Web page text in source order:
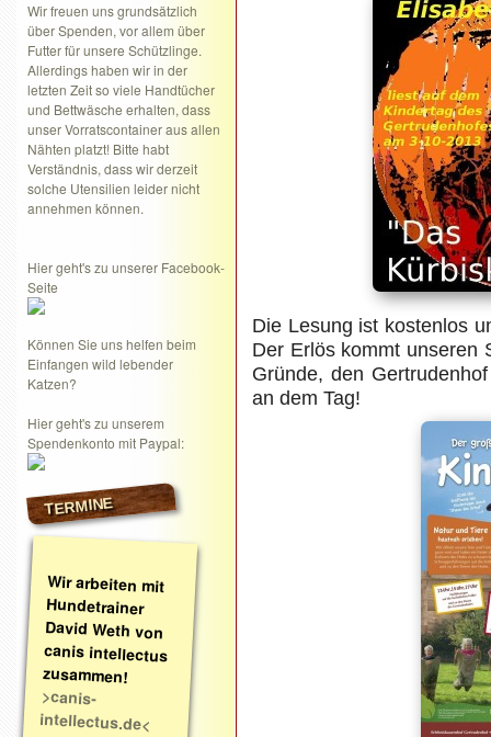
Wir freuen uns grundsätzlich
über Spenden, vor allem über
Futter für unsere Schützlinge.
Allerdings haben wir in der
letzten Zeit so viele Handtücher
und Bettwäsche erhalten, dass
unser Vorratscontainer aus allen
Nähten platzt! Bitte habt
Verständnis, dass wir derzeit
solche Utensilien leider nicht
annehmen können.
Hier geht's zu unserer Facebook-
Seite
Können Sie uns helfen beim
Einfangen wild lebender
Katzen?
Hier geht's zu unserem
Spendenkonto mit Paypal:
TERMINE
Wir arbeiten mit
Hundetrainer
David Weth von
canis intellectus
zusammen!
>canis-
intellectus.de<
Die Lesung ist kostenlos
Der Erlös kommt unseren
Gründe, den
an dem Tag!